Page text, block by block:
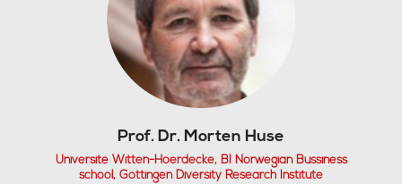
Prof. Dr. Morten Huse
Université Witten-Hoerdecke, BI Norwegian Bussiness
school, Göttingen Diversity Research Institute